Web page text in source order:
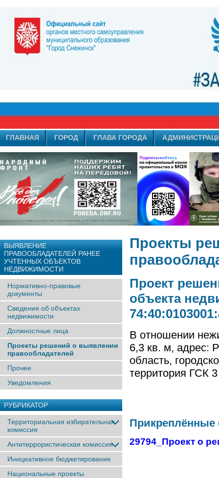
ГЛАВНАЯ ГОРОД ГЛАВА ГОРОДА
ВЫЯВЛЕНИЕ
ПРАВООБЛАДАТЕЛЕЙ РАНЕЕ
УЧТЕННЫX ОБЪЕКТОВ
НЕДВИЖИМОСТИ
Нормативно-правовые
документы
Сведения об объектах
недвижимости
Должностные лица
Проекты решений о выявлении
правообладателей
Прочее
Уведомления
РУБРИКАТОР
Территориальная избирательная
комиссия
Антитеррористическая комиссия
Инициативное бюджетирование
Национальные проекты
Проекты
Проект
объекта
В отношении
6,3 кв. м, адрес:
область,
территория ГСК
29794_Проект о